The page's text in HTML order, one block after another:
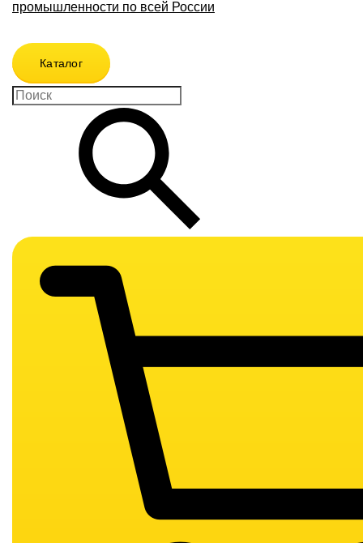
промышленности по всей России
Каталог